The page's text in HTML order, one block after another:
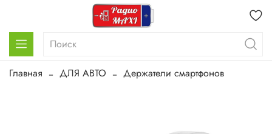
Главная ДЛЯ АВТО Держатели смартфонов